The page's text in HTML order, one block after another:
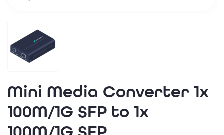
Mini Media Converter 1x
100M/1G SFP to 1x